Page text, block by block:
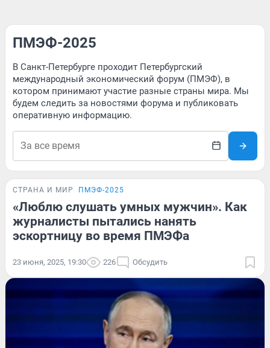
ПМЭФ-2025
В Санкт-Петербурге проходит Петербургский
международный экономический форум (ПМЭФ), в
котором принимают участие разные страны мира. Мы
будем следить за новостями форума и публиковать
оперативную информацию.
СТРАНА И МИР ПМЭФ-2025
«Люблю слушать умных мужчин». Как
журналисты пытались нанять
эскортницу во время ПМЭФа
23 июня, 2025, 19:30 226 Обсудить